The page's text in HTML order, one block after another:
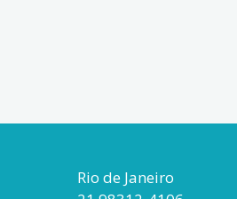
Rio de Janeiro